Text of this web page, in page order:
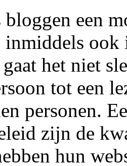
bloggen een
inmiddels
het niet
tot een
personen.
zijn de
hun